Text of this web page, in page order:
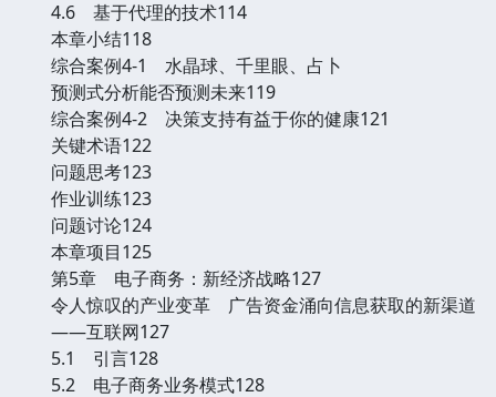
4.6 基于代理的技术114
本章小结118
综合案例4-1 水晶球、千里眼、占卜
预测式分析能否预测未来119
综合案例4-2 决策支持有益于你的健康121
关键术语122
问题思考123
作业训练123
问题讨论124
本章项目125
第5章 电子商务：新经济战略127
令人惊叹的产业变革 广告资金涌向信息获取的新渠道
——互联网127
5.1 引言128
5.2 电子商务业务模式128